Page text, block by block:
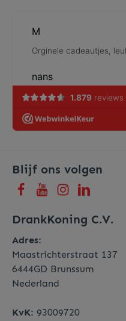
Blijf ons volgen
DrankKoning C.V.
Adres:
Maastrichterstraat 137
6444GD Brunssum
Nederland
KvK: 93009720